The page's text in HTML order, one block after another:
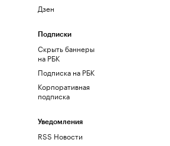
Дзен
Подписки
Скрыть баннеры
на РБК
Подписка на РБК
Корпоративная
подписка
Уведомления
RSS Новости